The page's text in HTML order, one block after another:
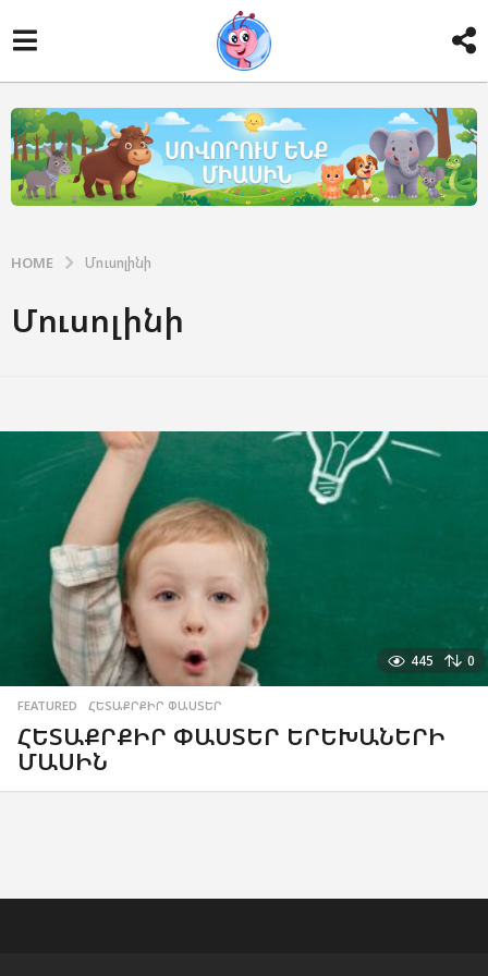
HOME Մուսոլինի
Մուսոլինի
445 0
FEATURED ,ՀԵՏԱՔՐՔԻՐ ՓԱՍՏԵՐ
ՀԵՏԱՔՐՔԻՐ ՓԱՍՏԵՐ ԵՐԵԽԱՆԵՐԻ
ՄԱՍԻՆ